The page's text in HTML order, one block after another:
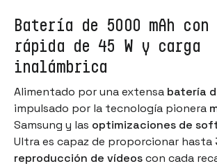
Batería de 5000 mAh con
rápida de 45 W y carga
inalámbrica
Alimentado por una extensa batería
impulsado por la tecnología pionera
Samsung y las optimizaciones de
Ultra es capaz de proporcionar hasta
reproducción de vídeoscon cada